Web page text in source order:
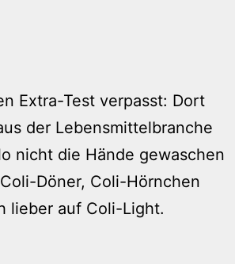
Extra-Test verpasst: Dort
der Lebensmittelbranche
nicht die Hände gewaschen
Döner, Coli-Hörnchen
lieber auf Coli-Light.